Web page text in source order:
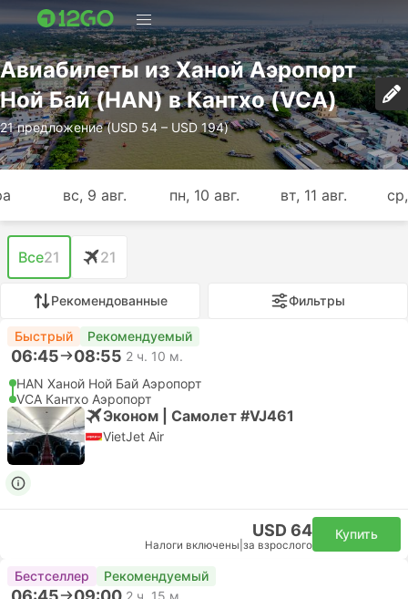
Авиабилеты из Ханой Аэропорт
Ной Бай (HAN) в Кантхо (VCA)
21 предложение (USD 54 – USD 194)
вс, 9 авг. пн, 10 авг. вт, 11 авг.
Все21 21
Рекомендованные Фильтры
Быстрый Рекомендуемый
06:45 08:55 2 ч. 10 м.
HAN Ханой Ной Бай Аэропорт
VCA Кантхо Аэропорт
Эконом | Самолет #VJ461
VietJet Air
USD 64
Налоги включены за взрослого
Купить
Бестселлер Рекомендуемый
2 ч. 15 м.